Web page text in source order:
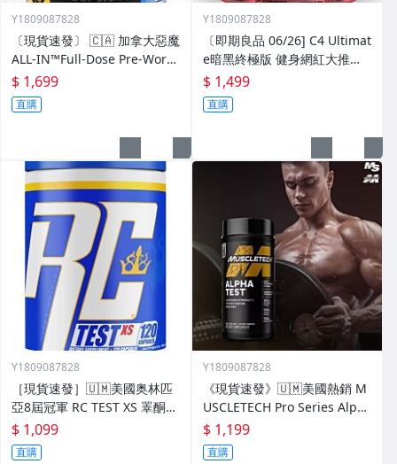
Y1809087828
〔現貨速發〕 🇨🇦 加拿大惡魔
ALL-IN™Full-Dose Pre-Worko
ut 20份 全劑量訓練前肌酸 全
力以赴，絕不退縮！
$ 1,699
直購
Y1809087828
〔即期良品 06/26] C4 Ultimat
e暗黑終極版 健身網紅大推調
味肌酸 瓜氨酸蘋果酸 丙氨酸肌
酸 NO3 -T 20份
$ 1,499
直購
Y1809087828
［現貨速發］🇺🇲美國奥林匹
亞8屆冠軍 RC TEST XS 睪酮素
建造更多力量精瘦肌肉 120顆
$ 1,099
直購
Y1809087828
《現貨速發》🇺🇲美國熱銷 M
USCLETECH Pro Series Alph
a Test 增肌 120粒 男性配方
$ 1,199
直購